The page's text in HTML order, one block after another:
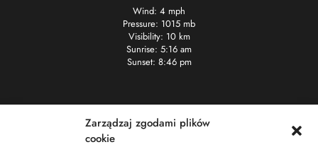
Zarządzaj zgodami plików
cookie
Wind: 4 mph
Pressure: 1015 mb
Visibility: 10 km
Sunrise: 5:16 am
Sunset: 8:46 pm
Kontakt